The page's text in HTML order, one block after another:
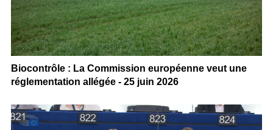
Biocontrôle : La Commission européenne veut une
réglementation allégée - 25 juin 2026